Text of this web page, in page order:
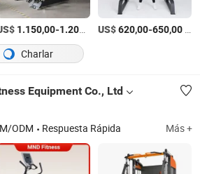
1.150,00-1.200,00 /Pieza
US$620,00-650,00
Charlar
Equipment Co., Ltd
ODM Respuesta Rápida Más +